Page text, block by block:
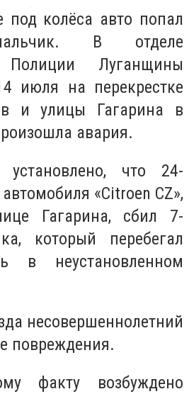
под колёса авто попал
В отделе
Полиции Луганщины
июля на перекрестке
и улицы Гагарина в
авария.
установлено, что 24-
«Citroen CZ»,
Гагарина, сбил 7-
который перебегал
в неустановленном
несовершеннолетний
повреждения.
факту возбуждено